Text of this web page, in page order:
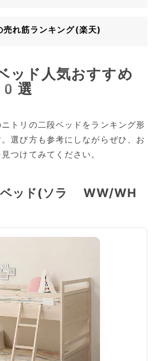
売れ筋ランキング(楽天)
ッド人気おすすめ
選
トリの二段ベッドをランキング形
選び方も参考にしながらぜひ、お
つけてみてください。
ッド(ソラ WW/WH